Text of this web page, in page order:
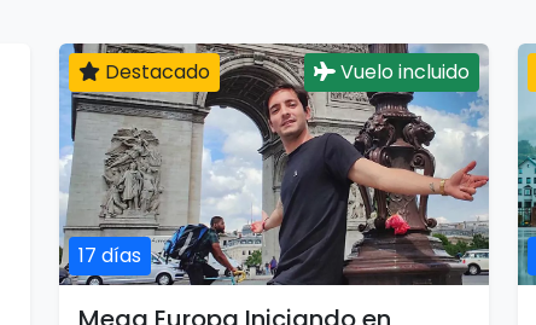
17 días
Destacado Vuelo incluido